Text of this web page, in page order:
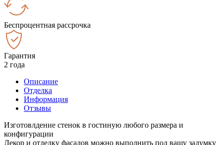
Беспроцентная рассрочка
Гарантия
2 года
Описание
Отделка
Информация
Отзывы
Изготовлдение стенок в гостиную любого размера и
конфигурации
Декор и отделку фасадов можно выполнить под вашу задумку